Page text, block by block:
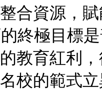
合資源，
終極目標
的教育紅
的範式立